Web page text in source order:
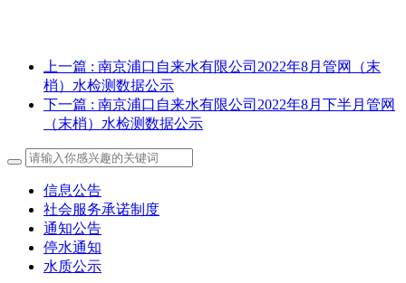
上一篇 : 南京浦口自来水有限公司2022年8月管网（末
梢）水检测数据公示
下一篇 : 南京浦口自来水有限公司2022年8月下半月管网
（末梢）水检测数据公示
信息公告
社会服务承诺制度
通知公告
停水通知
水质公示